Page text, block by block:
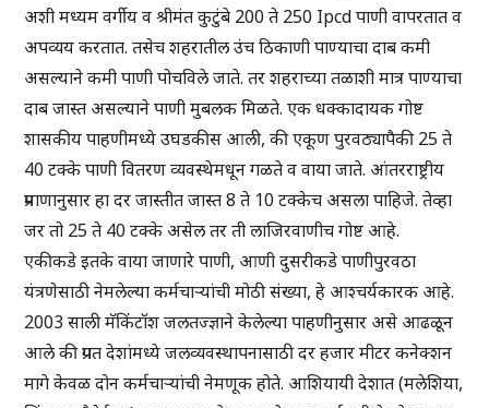
अशी मध्यम वर्गीय व श्रीमंत कुटुंबे 200 ते 250 Ipcd पाणी वापरतात व
अपव्यय करतात. तसेच शहरातील उंच ठिकाणी पाण्याचा दाब कमी
असल्याने कमी पाणी पोचविले जाते. तर शहराच्या तळाशी मात्र पाण्याचा
दाब जास्त असल्याने पाणी मुबलक मिळते. एक धक्कादायक गोष्ट
शासकीय पाहणीमध्ये उघडकीस आली, की एकूण पुरवठ्यापैकी 25 ते
40 टक्के पाणी वितरण व्यवस्थेमधून गळते व वाया जाते. आंतरराष्ट्रीय
प्रमाणानुसार हा दर जास्तीत जास्त 8 ते 10 टक्केच असला पाहिजे. तेव्हा
जर तो 25 ते 40 टक्के असेल तर ती लाजिरवाणीच गोष्ट आहे.
एकीकडे इतके वाया जाणारे पाणी, आणी दुसरीकडे पाणीपुरवठा
यंत्रणेसाठी नेमलेल्या कर्मचाऱ्यांची मोठी संख्या, हे आश्चर्यकारक आहे.
2003 साली मॅकिंटॉश जलतज्ज्ञाने केलेल्या पाहणीनुसार असे आढळून
आले की प्रगत देशांमध्ये जलव्यवस्थापनासाठी दर हजार मीटर कनेक्शन
मागे केवळ दोन कर्मचाऱ्यांची नेमणूक होते. आशियायी देशात (मलेशिया,